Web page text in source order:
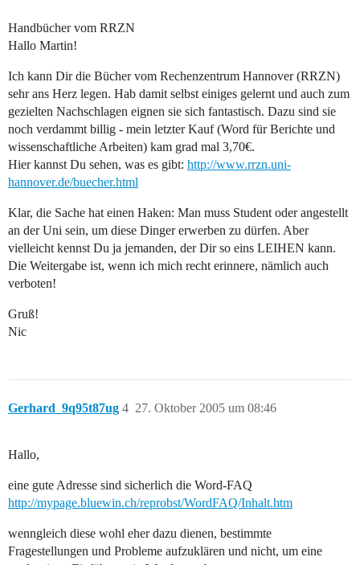
Handbücher vom RRZN
Hallo Martin!
Ich kann Dir die Bücher vom Rechenzentrum Hannover (RRZN)
sehr ans Herz legen. Hab damit selbst einiges gelernt und auch zum
gezielten Nachschlagen eignen sie sich fantastisch. Dazu sind sie
noch verdammt billig - mein letzter Kauf (Word für Berichte und
wissenschaftliche Arbeiten) kam grad mal 3,70€.
Hier kannst Du sehen, was es gibt: http://www.rrzn.uni-
hannover.de/buecher.html
Klar, die Sache hat einen Haken: Man muss Student oder angestellt
an der Uni sein, um diese Dinger erwerben zu dürfen. Aber
vielleicht kennst Du ja jemanden, der Dir so eins LEIHEN kann.
Die Weitergabe ist, wenn ich mich recht erinnere, nämlich auch
verboten!
Gruß!
Nic
Gerhard_9q95t87ug 27. Oktober 2005 um 08:46
4
Hallo,
eine gute Adresse sind sicherlich die Word-FAQ
http://mypage.bluewin.ch/reprobst/WordFAQ/Inhalt.htm
wenngleich diese wohl eher dazu dienen, bestimmte
Fragestellungen und Probleme aufzuklären und nicht, um eine